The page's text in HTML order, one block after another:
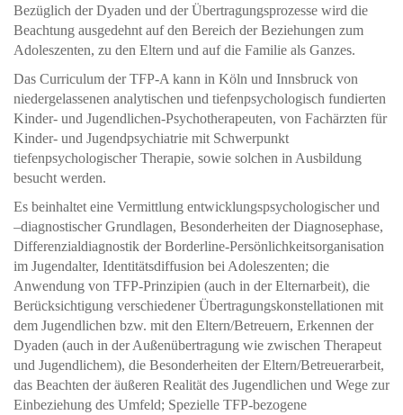
Bezüglich der Dyaden und der Übertragungsprozesse wird die
Beachtung ausgedehnt auf den Bereich der Beziehungen zum
Adoleszenten, zu den Eltern und auf die Familie als Ganzes.
Das Curriculum der TFP-A kann in Köln und Innsbruck von
niedergelassenen analytischen und tiefenpsychologisch fundierten
Kinder- und Jugendlichen-Psychotherapeuten, von Fachärzten für
Kinder- und Jugendpsychiatrie mit Schwerpunkt
tiefenpsychologischer Therapie, sowie solchen in Ausbildung
besucht werden.
Es beinhaltet eine Vermittlung entwicklungspsychologischer und
–diagnostischer Grundlagen, Besonderheiten der Diagnosephase,
Differenzialdiagnostik der Borderline-Persönlichkeitsorganisation
im Jugendalter, Identitätsdiffusion bei Adoleszenten; die
Anwendung von TFP-Prinzipien (auch in der Elternarbeit), die
Berücksichtigung verschiedener Übertragungskonstellationen mit
dem Jugendlichen bzw. mit den Eltern/Betreuern, Erkennen der
Dyaden (auch in der Außenübertragung wie zwischen Therapeut
und Jugendlichem), die Besonderheiten der Eltern/Betreuerarbeit,
das Beachten der äußeren Realität des Jugendlichen und Wege zur
Einbeziehung des Umfeld; Spezielle TFP-bezogene